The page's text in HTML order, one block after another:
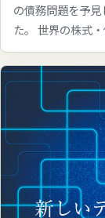
の債務問題を予
た。 世界の株式・